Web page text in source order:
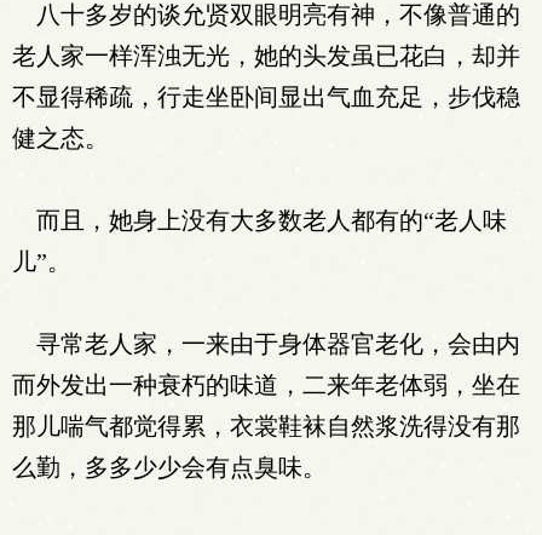
八十多岁的谈允贤双眼明亮有神，不像普通的
老人家一样浑浊无光，她的头发虽已花白，却并
不显得稀疏，行走坐卧间显出气血充足，步伐稳
健之态。
而且，她身上没有大多数老人都有的“老人味
儿”。
寻常老人家，一来由于身体器官老化，会由内
而外发出一种衰朽的味道，二来年老体弱，坐在
那儿喘气都觉得累，衣裳鞋袜自然浆洗得没有那
么勤，多多少少会有点臭味。